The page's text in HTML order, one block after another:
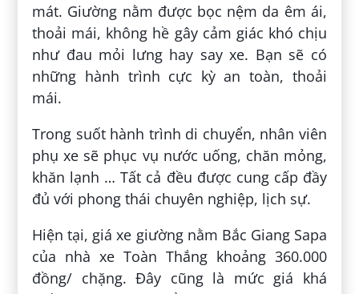
mát. Giường nằm được bọc nệm da êm ái,
thoải mái, không hề gây cảm giác khó chịu
như đau mỏi lưng hay say xe. Bạn sẽ có
những hành trình cực kỳ an toàn, thoải
mái.
Trong suốt hành trình di chuyển, nhân viên
phụ xe sẽ phục vụ nước uống, chăn mỏng,
khăn lạnh … Tất cả đều được cung cấp đầy
đủ với phong thái chuyên nghiệp, lịch sự.
Hiện tại, giá xe giường nằm Bắc Giang Sapa
của nhà xe Toàn Thắng khoảng 360.000
đồng/ chặng. Đây cũng là mức giá khá